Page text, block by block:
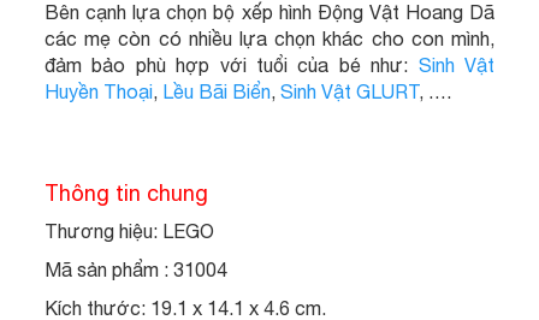
Bên cạnh lựa chọn bộ xếp hình Động Vật Hoang Dã
các mẹ còn có nhiều lựa chọn khác cho con mình,
đảm bảo phù hợp với tuổi của bé như: Sinh Vật
Huyền Thoại, Lều Bãi Biển, Sinh Vật GLURT, ….
Thông tin chung
Thương hiệu: LEGO
Mã sản phẩm : 31004
Kích thước: 19.1 x 14.1 x 4.6 cm.